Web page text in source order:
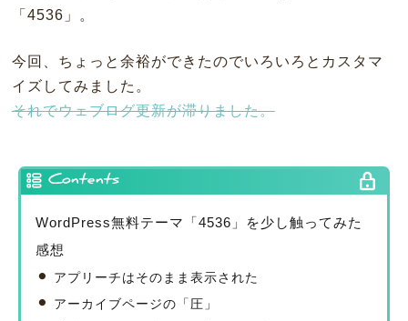
「4536」。
今回、ちょっと余裕ができたのでいろいろとカスタマ
イズしてみました。
それでウェブログ更新が滞りました。
Contents
WordPress無料テーマ「4536」を少し触ってみた
感想
アプリーチはそのまま表示された
アーカイブページの「圧」